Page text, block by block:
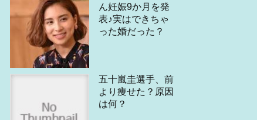
ん妊娠9か月を発
表♪実はできちゃ
った婚だった？
五十嵐圭選手、前
より痩せた？原因
は何？